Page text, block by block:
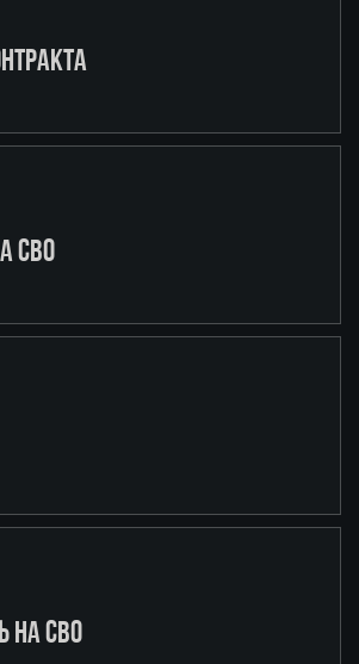
СВО
НА СВО